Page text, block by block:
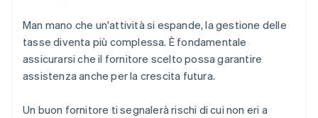
Man mano che un'attività si espande, la gestione delle
tasse diventa più complessa. È fondamentale
assicurarsi che il fornitore scelto possa garantire
assistenza anche per la crescita futura.
Un buon fornitore ti segnalerà rischi di cui non eri a